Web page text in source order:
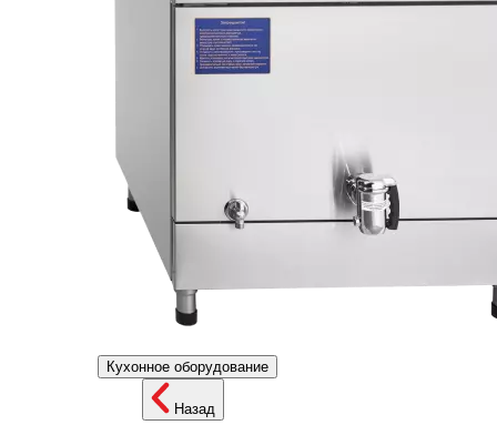
Кухонное оборудование
Назад